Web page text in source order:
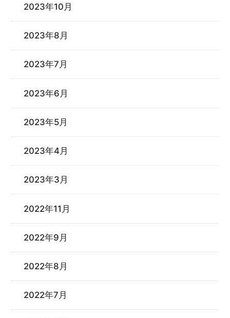
2023年10月
2023年8月
2023年7月
2023年6月
2023年5月
2023年4月
2023年3月
2022年11月
2022年9月
2022年8月
2022年7月